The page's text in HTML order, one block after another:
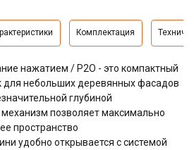
Комплектация
нажатием / P2O - это компактный
небольших деревянных фасадов
глубиной
позволяет максимально
пространство
удобно открывается с системой